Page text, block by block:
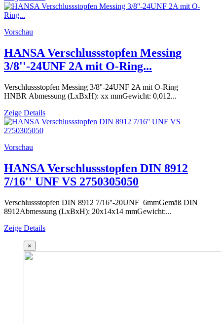
Vorschau
HANSA Verschlussstopfen Messing
3/8''-24UNF 2A mit O-Ring...
Verschlussstopfen Messing 3/8''-24UNF 2A mit O-Ring
HNBR Abmessung (LxBxH): xx mmGewicht: 0,012...
Zeige Details
Vorschau
HANSA Verschlussstopfen DIN 8912
7/16'' UNF VS 2750305050
Verschlussstopfen DIN 8912 7/16''-20UNF 6mmGemäß DIN
8912Abmessung (LxBxH): 20x14x14 mmGewicht:...
Zeige Details
×